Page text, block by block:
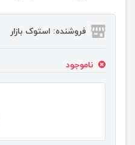
فروشنده: استوک بازار
ناموجود